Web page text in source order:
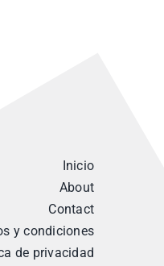
Inicio
About
Contact
y condiciones
de privacidad